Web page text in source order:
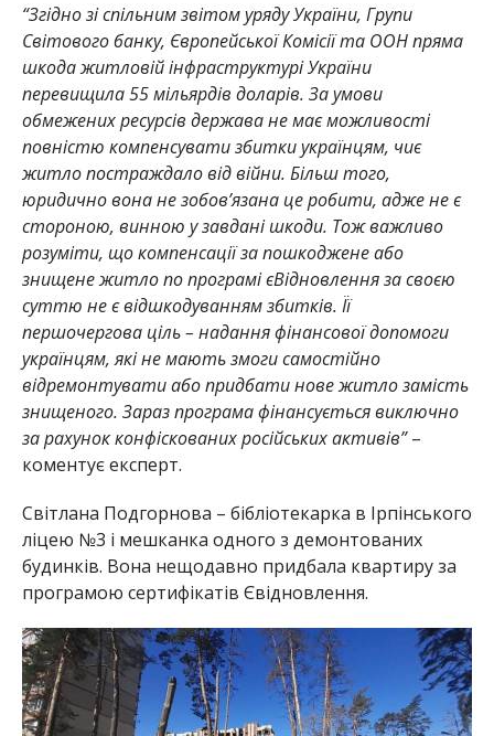
“Згідно зі спільним звітом уряду України, Групи
Світового банку, Європейської Комісії та ООН пряма
шкода житловій інфраструктурі України
перевищила 55 мільярдів доларів. За умови
обмежених ресурсів держава не має можливості
повністю компенсувати збитки українцям, чиє
житло постраждало від війни. Більш того,
юридично вона не зобов’язана це робити, адже не є
стороною, винною у завдані шкоди. Тож важливо
розуміти, що компенсації за пошкоджене або
знищене житло по програмі єВідновлення за своєю
суттю не є відшкодуванням збитків. Її
першочергова ціль – надання фінансової допомоги
українцям, які не мають змоги самостійно
відремонтувати або придбати нове житло замість
знищеного. Зараз програма фінансується виключно
за рахунок конфіскованих російських активів”–
коментує експерт.
Світлана Подгорнова – бібліотекарка в Ірпінського
ліцею №3 і мешканка одного з демонтованих
будинків. Вона нещодавно придбала квартиру за
програмою сертифікатів Євідновлення.